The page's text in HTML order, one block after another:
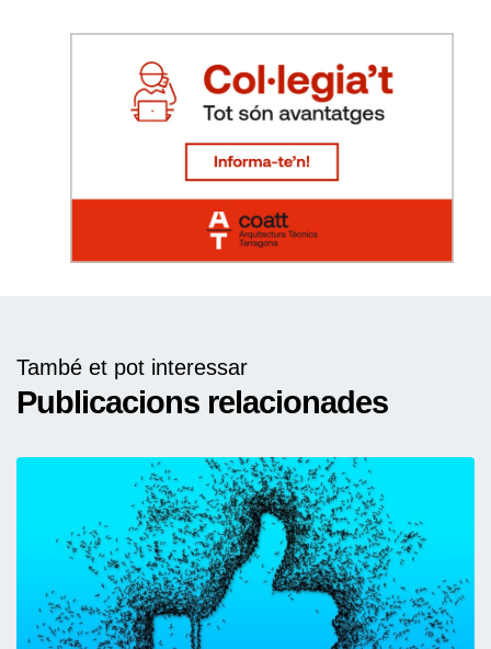
També et pot interessar
Publicacions relacionades